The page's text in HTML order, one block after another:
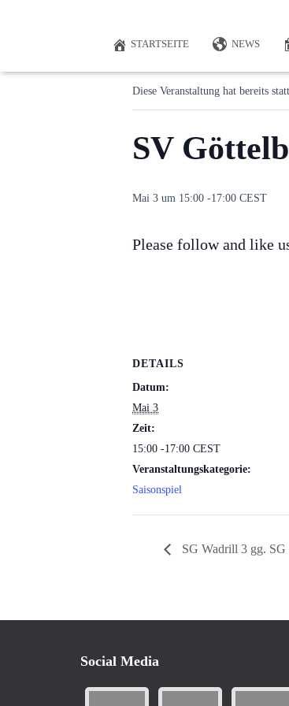
STARTSEITE NEWS
« Alle Veranstaltungen
Diese Veranstaltung hat bereits
SV
Mai 3 um 15:00 -17:00 CEST
Please follow and like
DETAILS
Datum:
Mai 3
Zeit:
15:00 -17:00 CEST
Veranstaltungskategorie:
Saisonspiel
SG Wadrill 3 gg. SG
Social Media